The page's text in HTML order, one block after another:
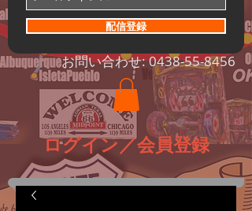
お問い合わせ:0438-55-8456
配信登録
ログイン／会員登録